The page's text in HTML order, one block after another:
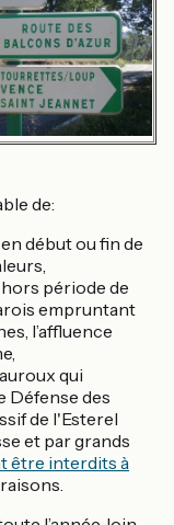
de:
début ou fin de
période de
empruntant
l’affluence
qui
Défense des
de l'Esterel
et par grands
être interdits à